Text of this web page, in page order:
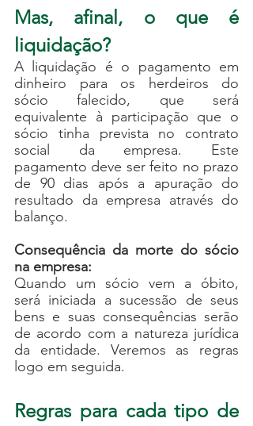
Mas, afinal, o que é
liquidação?
A liquidação é o pagamento em
dinheiro para os herdeiros do
sócio falecido, que será
equivalente à participação que o
sócio tinha prevista no contrato
social da empresa. Este
pagamento deve ser feito no prazo
de 90 dias após a apuração do
resultado da empresa através do
balanço.
Consequência da morte do sócio
na empresa:
Quando um sócio vem a óbito,
será iniciada a sucessão de seus
bens e suas consequências serão
de acordo com a natureza jurídica
da entidade. Veremos as regras
logo em seguida.
Regras para cada tipo de